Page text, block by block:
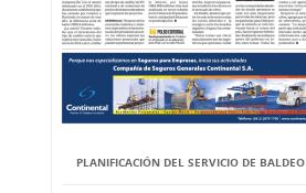
PLANIFICACIÓN DEL SERVICIO DE BALDEO